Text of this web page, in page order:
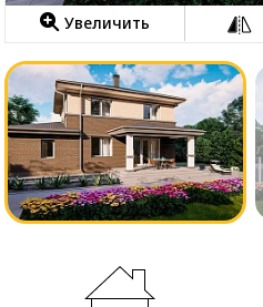
Увеличить